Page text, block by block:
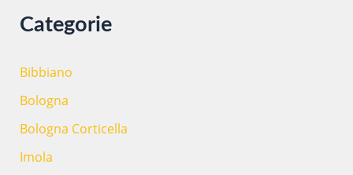
Categorie
Bibbiano
Bologna
Bologna Corticella
Imola